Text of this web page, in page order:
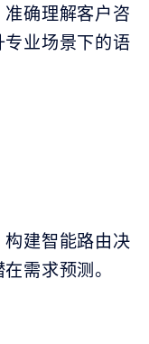
确理解客户咨
业场景下的语
建智能路由决
需求预测。